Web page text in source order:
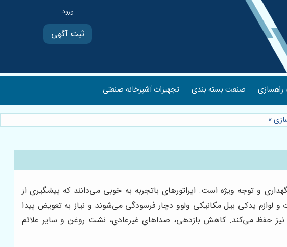
ثبت آگهی
راهسازی صنعت بسته بندی تجهیزات آشپزخانه صنعتی
»
و توجه ویژه است. اپراتورهای باتجربه به خوبی می‌دانند که پیشگیری از
لوازم یدکی بیل مکانیکی ولوو دچار فرسودگی می‌شوند و نیاز به تعویض پیدا
نیز حفظ می‌کند. کاهش بازدهی، صداهای غیرعادی، نشت روغن و سایر علائم